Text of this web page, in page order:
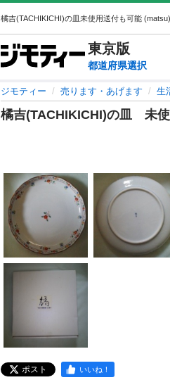
東京版
都道府県選択
ジモティー 売ります・あげます 生
橘吉(TACHIKICHI)の皿 未
ポスト いいね！